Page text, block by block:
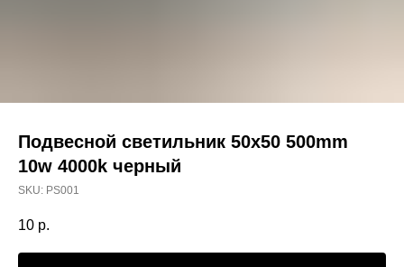
Подвесной светильник 50x50 500mm
10w 4000k черный
SKU: PS001
10 р.